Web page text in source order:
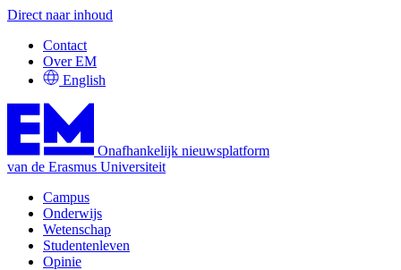
Direct naar inhoud
Contact
Over EM
English
Onafhankelijk nieuwsplatform
van de Erasmus Universiteit
Campus
Onderwijs
Wetenschap
Studentenleven
Opinie